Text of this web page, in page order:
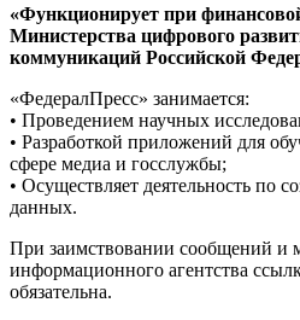
«Функционирует при
Министерства цифрового
коммуникаций Российской
«ФедералПресс» занимается:
• Проведением научных
• Разработкой приложений для
сфере медиа и госслужбы;
• Осуществляет деятельность по
данных.
При заимствовании сообщений и
информационного агентства
обязательна.